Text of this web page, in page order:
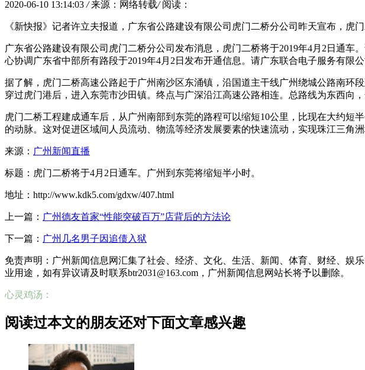
2020-06-10 13:14:03 / 来源：网络转载/ 阅读：
《新快报》记者许立夫报道，广东省公路建设有限公司虎门二桥分公司昨天宣布，虎门
广东省公路建设有限公司虎门二桥分公司发布消息，虎门二桥将于2019年4月2日通
心协调广东省中部所有路段于2019年4月2日发布开通信息。请广东联合电子服务有限
据了解，虎门二桥高速公路起于广州南沙区东涌镇，沿国道主干线广州绕城公路南环
穿过虎门港后，进入东莞市沙田镇。终点与广深沿江高速公路相连。总路线为东西向
虎门二桥工程建成通车后，从广州南部到东莞的路程可以缩短10公里，比现在大约
的动脉。这对促进区域间人员流动、物流等经济发展要素的快速流动，实现珠江三角
来源： 广州新闻直播
标题：虎门二桥将于4月2日通车。广州到东莞将缩短半小时。
地址：http://www.kdk5.com/gdxw/407.html
上一篇： 广州德友首家“性能突破百万”店背后的方法论
下一篇： 广州几名男子因追债入狱
免责声明：广州新闻信息网汇集了社会、经济、文化、生活、新闻、体育、财经、
业用途，如有异议请及时联系btr2031@163.com，广州新闻信息网站长将予以删除。
心灵鸡汤：
阅读过本文的朋友还对下面文章感兴趣